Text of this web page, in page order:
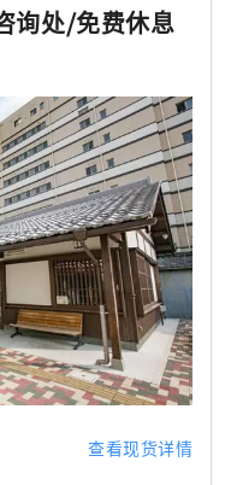
询处/免费休息
查看现货详情